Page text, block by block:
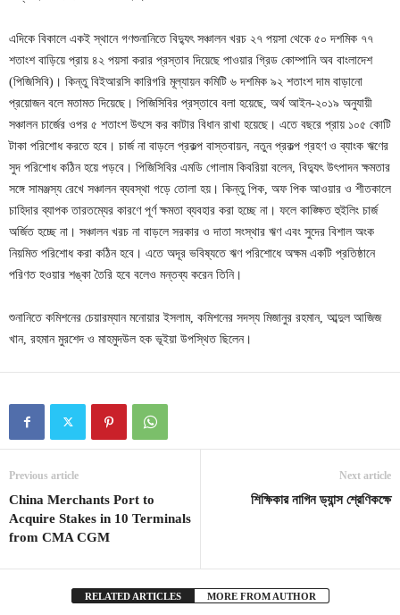
এদিকে বিকালে একই স্থানে গণশুনানিতে বিদ্যুৎ সঞ্চালন খরচ ২৭ পয়সা থেকে ৫০ দশমিক ৭৭
শতাংশ বাড়িয়ে প্রায় ৪২ পয়সা করার প্রস্তাব দিয়েছে পাওয়ার গ্রিড কোম্পানি অব বাংলাদেশ
(পিজিসিবি)। কিন্তু বিইআরসি কারিগরি মূল্যায়ন কমিটি ৬ দশমিক ৯২ শতাংশ দাম বাড়ানো
প্রয়োজন বলে মতামত দিয়েছে। পিজিসিবির প্রস্তাবে বলা হয়েছে, অর্থ আইন-২০১৯ অনুযায়ী
সঞ্চালন চার্জের ওপর ৫ শতাংশ উৎসে কর কাটার বিধান রাখা হয়েছে। এতে বছরে প্রায় ১০৫ কোটি
টাকা পরিশোধ করতে হবে। চার্জ না বাড়লে প্রকল্প বাস্তবায়ন, নতুন প্রকল্প গ্রহণ ও ব্যাংক ঋণের
সুদ পরিশোধ কঠিন হয়ে পড়বে। পিজিসিবির এমডি গোলাম কিবরিয়া বলেন, বিদ্যুৎ উৎপাদন ক্ষমতার
সঙ্গে সামঞ্জস্য রেখে সঞ্চালন ব্যবস্থা গড়ে তোলা হয়। কিন্তু পিক, অফ পিক আওয়ার ও শীতকালে
চাহিদার ব্যাপক তারতম্যের কারণে পূর্ণ ক্ষমতা ব্যবহার করা হচ্ছে না। ফলে কাঙ্ক্ষিত হুইলিং চার্জ
অর্জিত হচ্ছে না। সঞ্চালন খরচ না বাড়লে সরকার ও দাতা সংস্থার ঋণ এবং সুদের বিশাল অংক
নিয়মিত পরিশোধ করা কঠিন হবে। এতে অদূর ভবিষ্যতে ঋণ পরিশোধে অক্ষম একটি প্রতিষ্ঠানে
পরিণত হওয়ার শঙ্কা তৈরি হবে বলেও মন্তব্য করেন তিনি।
শুনানিতে কমিশনের চেয়ারম্যান মনোয়ার ইসলাম, কমিশনের সদস্য মিজানুর রহমান, আব্দুল আজিজ
খান, রহমান মুরশেদ ও মাহমুদউল হক ভূইয়া উপস্থিত ছিলেন।
Previous article
China Merchants Port to
Acquire Stakes in 10 Terminals
from CMA CGM
Next article
শিক্ষিকার নাগিন ড্যান্স শ্রেণিকক্ষে
RELATED ARTICLES MORE FROM AUTHOR